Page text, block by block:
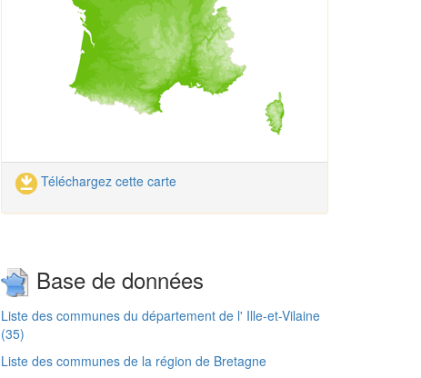
Téléchargez cette carte
Base de données
Liste des communes du département de l' Ille-et-Vilaine
(35)
Liste des communes de la région de Bretagne